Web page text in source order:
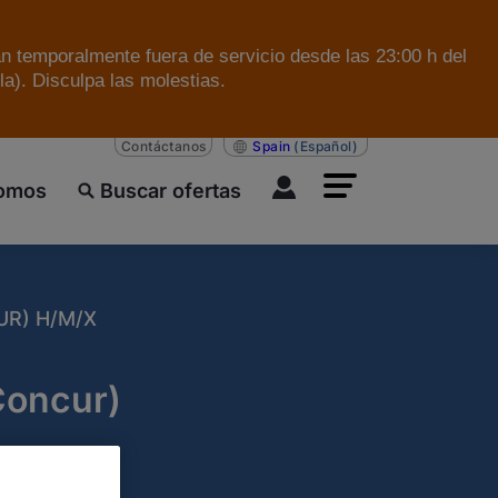
temporalmente fuera de servicio desde las 23:00 h del
Disculpa las molestias.
Buscar ofertas
Contáctanos Spain (Español)
H/M/X